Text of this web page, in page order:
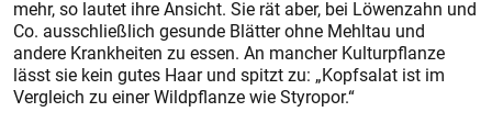
mehr, so lautet ihre Ansicht. Sie rät aber, bei Löwenzahn und
Co. ausschließlich gesunde Blätter ohne Mehltau und
andere Krankheiten zu essen. An mancher Kulturpflanze
lässt sie kein gutes Haar und spitzt zu: „Kopfsalat ist im
Vergleich zu einer Wildpflanze wie Styropor.“